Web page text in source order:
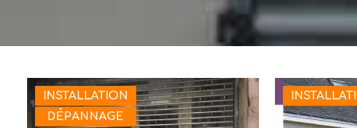
INSTALLATION
DÉPANNAGE